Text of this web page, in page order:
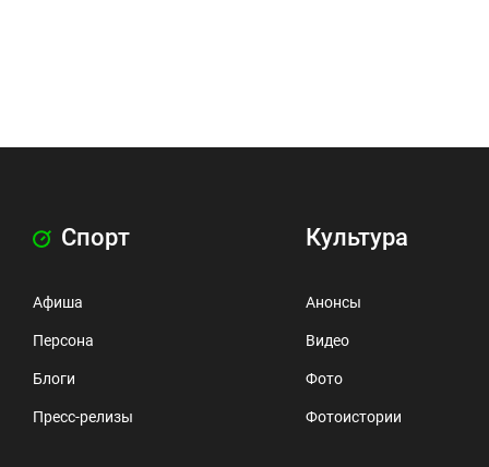
Спорт
Афиша
Персона
Блоги
Пресс-релизы
Культура
Анонсы
Видео
Фото
Фотоистории